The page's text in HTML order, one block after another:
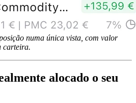
numa única vista, com valor
carteira.
alocado o seu